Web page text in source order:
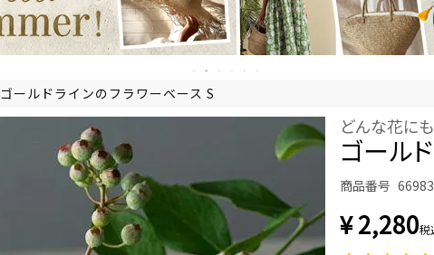
ゴールドラインのフラワーベース S
どんな花に
ゴール
商品番号 66983
¥2,280税